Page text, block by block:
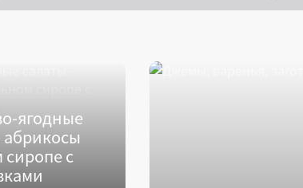
ягодные
абрикосы
с